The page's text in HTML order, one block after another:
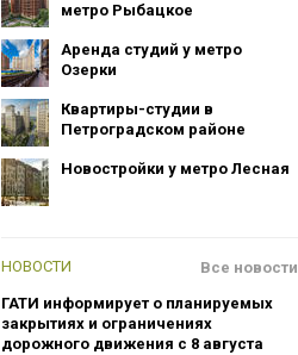
метро Рыбацкое
Аренда студий у метро
Озерки
Квартиры-студии в
Петроградском районе
Новостройки у метро Лесная
НОВОСТИ
ГАТИ информирует о планируемых
закрытиях и ограничениях
дорожного движения с 8 августа
Все новости